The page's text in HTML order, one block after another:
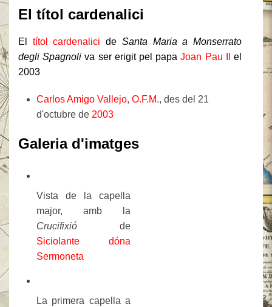
El títol cardenalici
El títol cardenalici de Santa Maria a Monserrato
degli Spagnoli va ser erigit pel papaJoan Pau II
el
2003
Carlos Amigo Vallejo, O.F.M., des del 21
d'octubre de 2003
Galeria d'imatges
Vista de la capella
major, amb la
Crucifixió de
Siciolante dóna
Sermoneta
La primera capella a